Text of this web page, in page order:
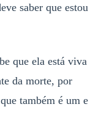
saber que estou
que ela está viva
da morte, por
também é um e